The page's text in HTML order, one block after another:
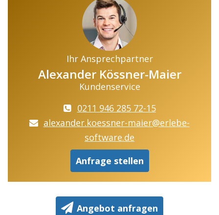
Ihr Ansprechpartner
Alexander Kössner-Maier
Kundenservice
0211 946 285 72-15
alexander.koessner-maier@erlebe-
software.de
Anfrage stellen
Angebot anfragen